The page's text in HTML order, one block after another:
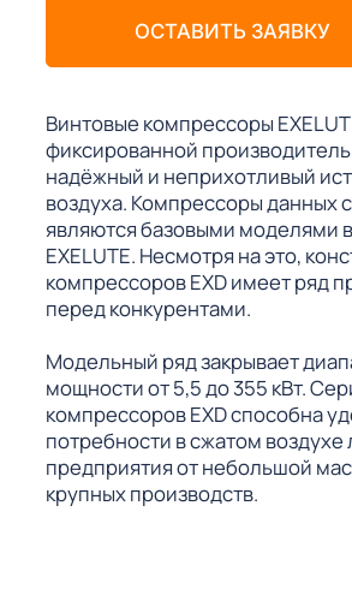
ОСТАВИТЬ ЗАЯВКУ
Винтовые компрессоры
фиксированной
надёжный и неприхотливый
воздуха. Компрессоры данных
являются базовыми моделями
EXELUTE. Несмотря на это,
компрессоров EXD имеет ряд
перед конкурентами.
Модельный ряд закрывает
мощности от 5,5 до 355 кВт.
компрессоров EXD способна
потребности в сжатом
предприятия от небольшой
крупных производств.